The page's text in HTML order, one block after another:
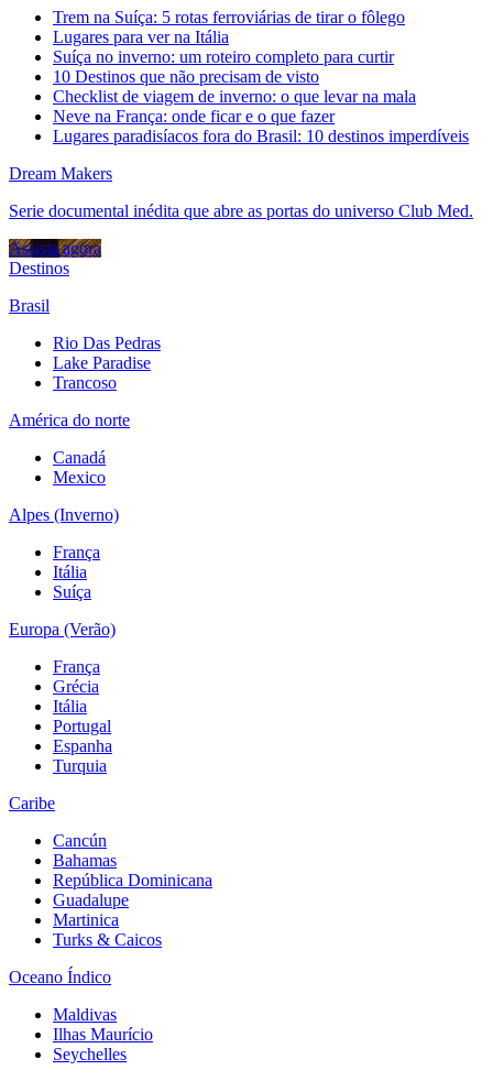
Trem na Suíça: 5 rotas ferroviárias de tirar o fôlego
Lugares para ver na Itália
Suíça no inverno: um roteiro completo para curtir
10 Destinos que não precisam de visto
Checklist de viagem de inverno: o que levar na mala
Neve na França: onde ficar e o que fazer
Lugares paradisíacos fora do Brasil: 10 destinos imperdíveis
Dream Makers
Serie documental inédita que abre as portas do universo Club Med.
Assista agora
Destinos
Brasil
Rio Das Pedras
Lake Paradise
Trancoso
América do norte
Canadá
Mexico
Alpes (Inverno)
França
Itália
Suíça
Europa (Verão)
França
Grécia
Itália
Portugal
Espanha
Turquia
Caribe
Cancún
Bahamas
República Dominicana
Guadalupe
Martinica
Turks & Caicos
Oceano Índico
Maldivas
Ilhas Maurício
Seychelles